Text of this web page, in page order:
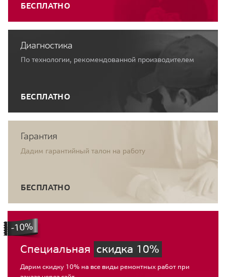
БЕСПЛАТНО
Диагностика
По технологии, рекомендованной производителем
БЕСПЛАТНО
Гарантия
Дадим гарантийный талон на работу
БЕСПЛАТНО
Специальная скидка 10%
Дарим скидку 10% на все виды ремонтных работ при